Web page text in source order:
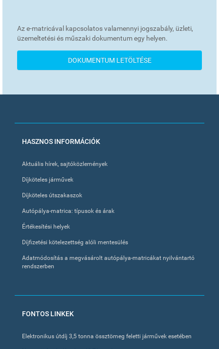
Az e-matricával kapcsolatos valamennyi jogszabály, üzleti,
üzemeltetési és műszaki dokumentum egy helyen.
DOKUMENTUM LETÖLTÉSE
FOOTER
HASZNOS INFORMÁCIÓK
Aktuális hírek, sajtóközlemények
Díjköteles járművek
Díjköteles útszakaszok
Autópálya-matrica: típusok és árak
Értékesítési helyek
Díjfizetési kötelezettség alóli mentesülés
Adatmódosítás a megvásárolt autópálya-matricákat nyilvántartó
rendszerben
FONTOS LINKEK
Elektronikus útdíj 3,5 tonna össztömeg feletti járművek esetében